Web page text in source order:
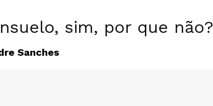
sim, por que não?
Sanches